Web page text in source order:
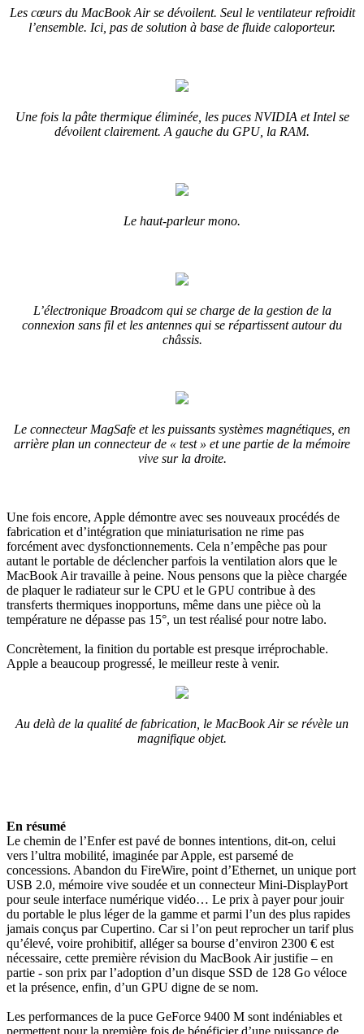
Les cœurs du MacBook Air se dévoilent. Seul le ventilateur refroidit
l’ensemble. Ici, pas de solution à base de fluide caloporteur.
Une fois la pâte thermique éliminée, les puces NVIDIA et Intel se
dévoilent clairement. A gauche du GPU, la RAM.
Le haut-parleur mono.
L’électronique Broadcom qui se charge de la gestion de la
connexion sans fil et les antennes qui se répartissent autour du
châssis.
Le connecteur MagSafe et les puissants systèmes magnétiques, en
arrière plan un connecteur de « test » et une partie de la mémoire
vive sur la droite.
Une fois encore, Apple démontre avec ses nouveaux procédés de
fabrication et d’intégration que miniaturisation ne rime pas
forcément avec dysfonctionnements. Cela n’empêche pas pour
autant le portable de déclencher parfois la ventilation alors que le
MacBook Air travaille à peine. Nous pensons que la pièce chargée
de plaquer le radiateur sur le CPU et le GPU contribue à des
transferts thermiques inopportuns, même dans une pièce où la
température ne dépasse pas 15°, un test réalisé pour notre labo.
Concrètement, la finition du portable est presque irréprochable.
Apple a beaucoup progressé, le meilleur reste à venir.
Au delà de la qualité de fabrication, le MacBook Air se révèle un
magnifique objet.
En résumé
Le chemin de l’Enfer est pavé de bonnes intentions, dit-on, celui
vers l’ultra mobilité, imaginée par Apple, est parsemé de
concessions. Abandon du FireWire, point d’Ethernet, un unique port
USB 2.0, mémoire vive soudée et un connecteur Mini-DisplayPort
pour seule interface numérique vidéo… Le prix à payer pour jouir
du portable le plus léger de la gamme et parmi l’un des plus rapides
jamais conçus par Cupertino. Car si l’on peut reprocher un tarif plus
qu’élevé, voire prohibitif, alléger sa bourse d’environ 2300 € est
nécessaire, cette première révision du MacBook Air justifie – en
partie - son prix par l’adoption d’un disque SSD de 128 Go véloce
et la présence, enfin, d’un GPU digne de se nom.
Les performances de la puce GeForce 9400 M sont indéniables et
permettent pour la première fois de bénéficier d’une puissance de